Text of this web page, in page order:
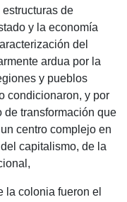
de
y la economía
del
ardua por la
y pueblos
condicionaron, y por
de transformación que
centro complejo en
capitalismo, de la
la colonia fueron el